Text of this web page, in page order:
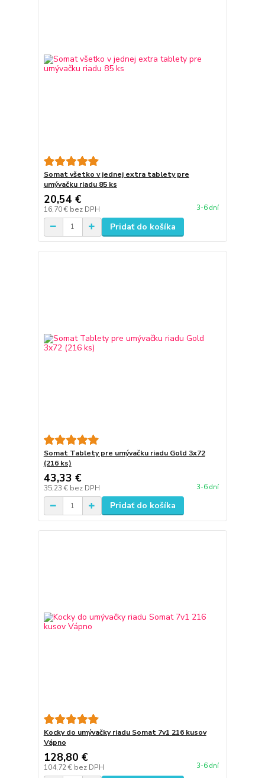
Somat všetko v jednej extra tablety pre
umývačku riadu 85 ks
20,54 €
16,70 € bez DPH 3-6 dní
Pridať do košíka
Somat Tablety pre umývačku riadu Gold 3x72
(216 ks)
43,33 €
35,23 € bez DPH 3-6 dní
Pridať do košíka
Kocky do umývačky riadu Somat 7v1 216 kusov
Vápno
128,80 €
104,72 € bez DPH 3-6 dní